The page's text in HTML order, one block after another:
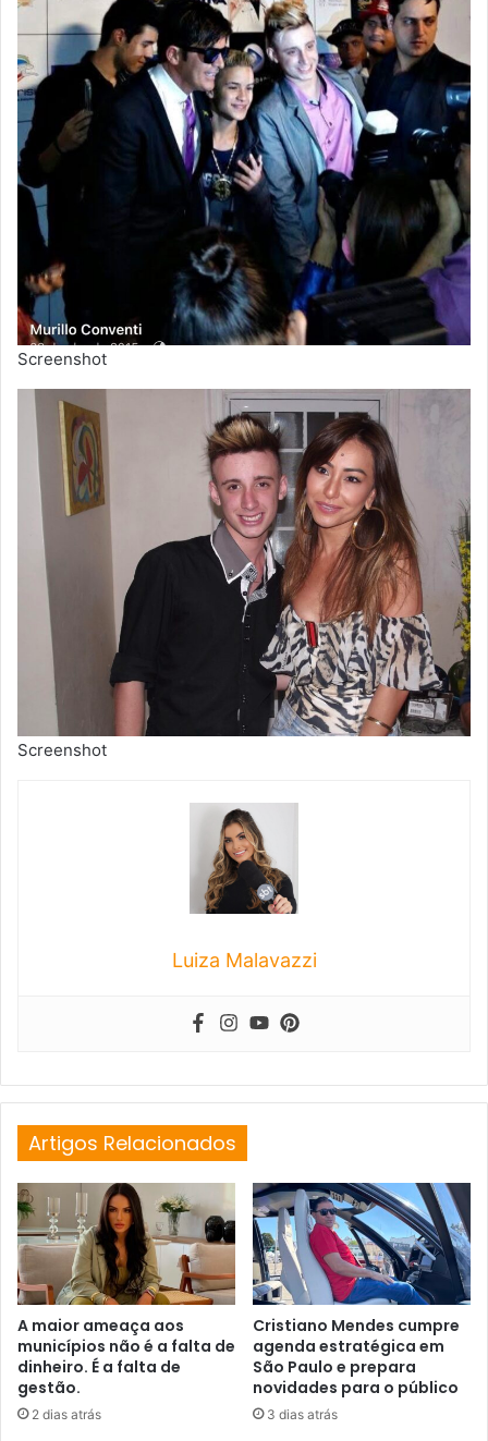
Screenshot
Screenshot
Luiza Malavazzi
Artigos Relacionados
A maior ameaça aos
municípios não é a falta de
dinheiro. É a falta de
gestão.
2 dias atrás
Cristiano Mendes cumpre
agenda estratégica em
São Paulo e prepara
novidades para o público
3 dias atrás